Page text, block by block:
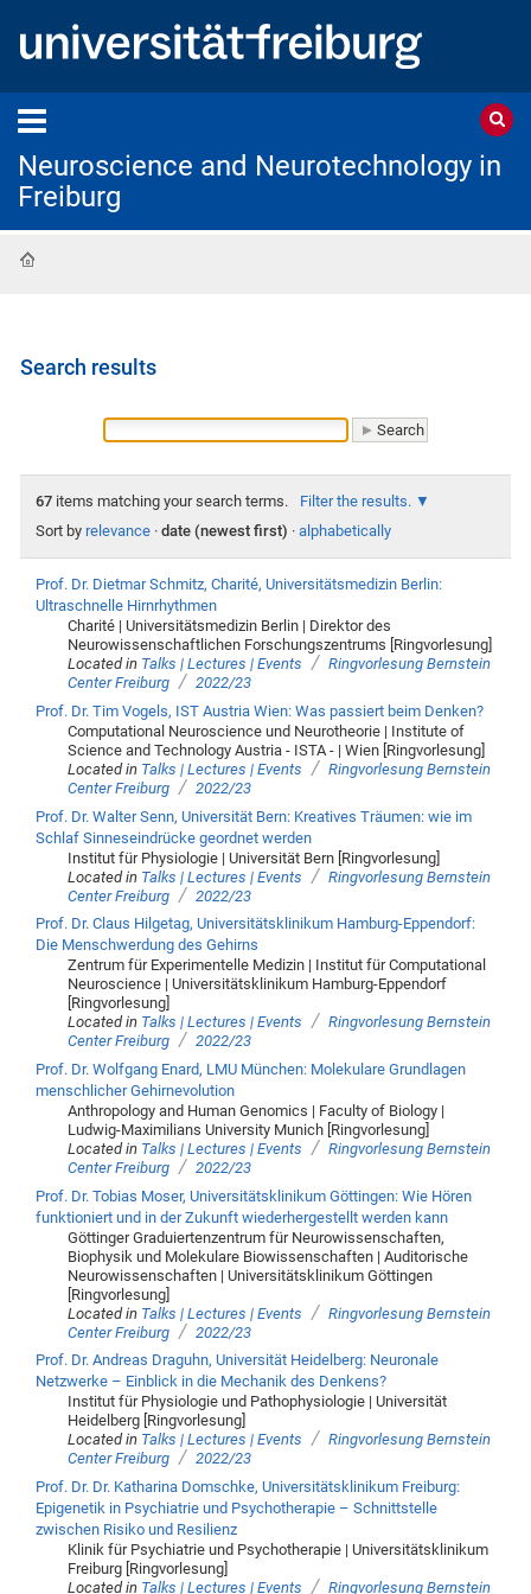
Neuroscience and Neurotechnology in
Freiburg
Search results
67 items matching your search terms.
Filter the results.
Sort by relevance · date (newest first) · alphabetically
Prof. Dr. Dietmar Schmitz, Charité, Universitätsmedizin Berlin:
Ultraschnelle Hirnrhythmen
Charité | Universitätsmedizin Berlin | Direktor des
Neurowissenschaftlichen Forschungszentrums [Ringvorlesung]
Located in Talks | Lectures | Events / Ringvorlesung Bernstein
Center Freiburg / 2022/23
Prof. Dr. Tim Vogels, IST Austria Wien: Was passiert beim Denken?
Computational Neuroscience und Neurotheorie | Institute of
Science and Technology Austria - ISTA - | Wien [Ringvorlesung]
Located in Talks | Lectures | Events / Ringvorlesung Bernstein
Center Freiburg / 2022/23
Prof. Dr. Walter Senn, Universität Bern: Kreatives Träumen: wie im
Schlaf Sinneseindrücke geordnet werden
Institut für Physiologie | Universität Bern [Ringvorlesung]
Located in Talks | Lectures | Events / Ringvorlesung Bernstein
Center Freiburg / 2022/23
Prof. Dr. Claus Hilgetag, Universitätsklinikum Hamburg-Eppendorf:
Die Menschwerdung des Gehirns
Zentrum für Experimentelle Medizin | Institut für Computational
Neuroscience | Universitätsklinikum Hamburg-Eppendorf
[Ringvorlesung]
Located in Talks | Lectures | Events / Ringvorlesung Bernstein
Center Freiburg / 2022/23
Prof. Dr. Wolfgang Enard, LMU München: Molekulare Grundlagen
menschlicher Gehirnevolution
Anthropology and Human Genomics | Faculty of Biology |
Ludwig-Maximilians University Munich [Ringvorlesung]
Located in Talks | Lectures | Events / Ringvorlesung Bernstein
Center Freiburg / 2022/23
Prof. Dr. Tobias Moser, Universitätsklinikum Göttingen: Wie Hören
funktioniert und in der Zukunft wiederhergestellt werden kann
Göttinger Graduiertenzentrum für Neurowissenschaften,
Biophysik und Molekulare Biowissenschaften | Auditorische
Neurowissenschaften | Universitätsklinikum Göttingen
[Ringvorlesung]
Located in Talks | Lectures | Events / Ringvorlesung Bernstein
Center Freiburg / 2022/23
Prof. Dr. Andreas Draguhn, Universität Heidelberg: Neuronale
Netzwerke – Einblick in die Mechanik des Denkens?
Institut für Physiologie und Pathophysiologie | Universität
Heidelberg [Ringvorlesung]
Located in Talks | Lectures | Events / Ringvorlesung Bernstein
Center Freiburg / 2022/23
Prof. Dr. Dr. Katharina Domschke, Universitätsklinikum Freiburg:
Epigenetik in Psychiatrie und Psychotherapie – Schnittstelle
zwischen Risiko und Resilienz
Klinik für Psychiatrie und Psychotherapie | Universitätsklinikum
Freiburg [Ringvorlesung]
Located in Talks | Lectures | Events / Ringvorlesung Bernstein